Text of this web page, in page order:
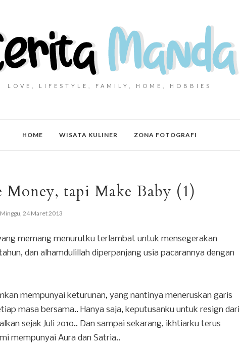
LOVE, LIFESTYLE, FAMILY, HOME, HOBBIES
HOME WISATA KULINER ZONA FOTOGRAFI
tapi Make Baby (1)
Minggu, 24 Maret 2013
memang menurutku terlambat untuk mensegerakan
dan alhamdulillah diperpanjang usia pacarannya dengan
mempunyai keturunan, yang nantinya meneruskan garis
masa bersama.. Hanya saja, keputusanku untuk resign dari
sejak Juli 2010.. Dan sampai sekarang, ikhtiarku terus
mempunyai Aura dan Satria..